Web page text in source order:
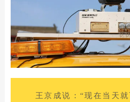
王京成说：“现在当天